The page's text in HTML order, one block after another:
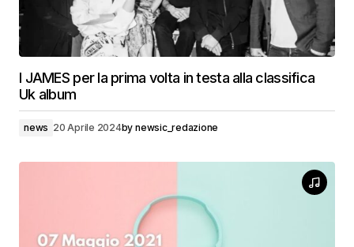
I JAMES per la prima volta in testa alla classifica
Uk album
news 20 Aprile 2024by newsic_redazione